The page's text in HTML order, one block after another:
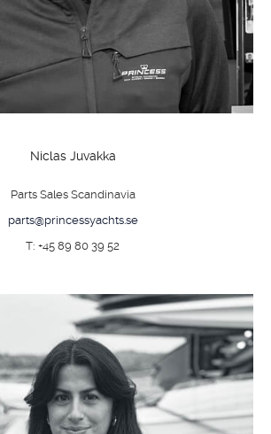
Niclas Juvakka
Parts Sales Scandinavia
parts@princessyachts.se
T: +45 89 80 39 52
MARINER
NYHEDER
EVENT
DESIGN STUDIO
TIL SALG
SHOP